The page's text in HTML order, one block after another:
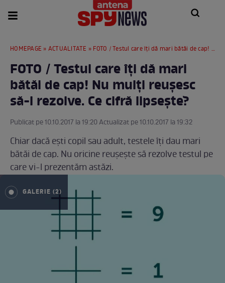
HOMEPAGE » ACTUALITATE » FOTO / Testul care îți dă mari bătăi de cap! Nu mulți reușesc să-l rezolve. Ce cifră lipsește?
FOTO / Testul care îți dă mari
bătăi de cap! Nu mulți reușesc
să-l rezolve. Ce cifră lipsește?
Publicat pe 10.10.2017 la 19:20 Actualizat pe 10.10.2017 la 19:32
Chiar dacă ești copil sau adult, testele îți dau mari
bătăi de cap. Nu oricine reușește să rezolve testul pe
care vi-l prezentăm astăzi.
GALERIE (2)